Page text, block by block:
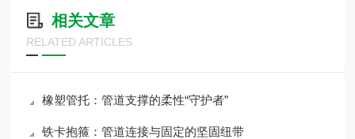
相关文章
RELATED ARTICLES
橡塑管托：管道支撑的柔性“守护者”
铁卡抱箍：管道连接与固定的坚固纽带